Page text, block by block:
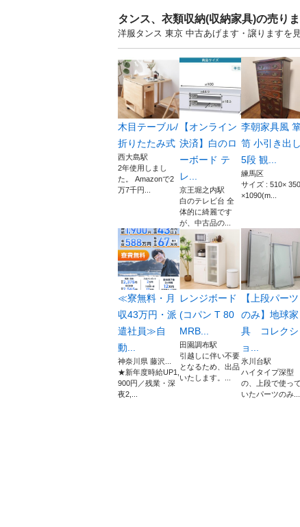
タンス、衣類収納(収納家具)の売り
洋服タンス 東京 中古あげます・譲りますを
木目テーブル/
折りたたみ式
西大島駅
2年使用しまし
た。 Amazonで2
万7千円...
【オンライン
決済】白のロ
ーボード テ
レ...
京王堀之内駅
白のテレビ台 全
体的に綺麗です
が、中古品の...
李朝家具風
笥 小引き出し
5段 観...
練馬区
サイズ : 510× 350
×1090(m...
≪寮無料・月
収43万円・派
遣社員≫自
動...
神奈川県 藤沢...
★新年度時給UP1,
900円／残業・深
夜2,...
レンジボード
(コパン T 80
MRB...
田園調布駅
引越しに伴い不要
となるため、出品
いたします。...
【上段パーツ
のみ】地球家
具 コレクシ
ョ...
氷川台駅
ハイタイプ深型
の、上段で使って
いたパーツのみ...